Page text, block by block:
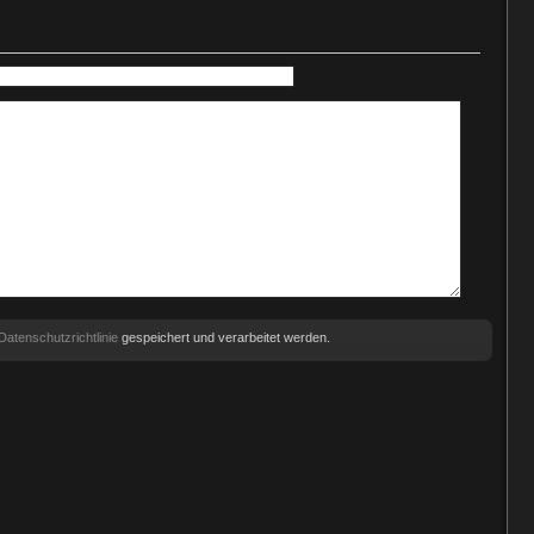
Datenschutzrichtlinie gespeichert und verarbeitet werden.